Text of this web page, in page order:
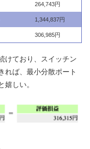
264,743円
1,344,837円
306,985円
けており、スイッチン
れば、最小分散ポート
嬉しい。